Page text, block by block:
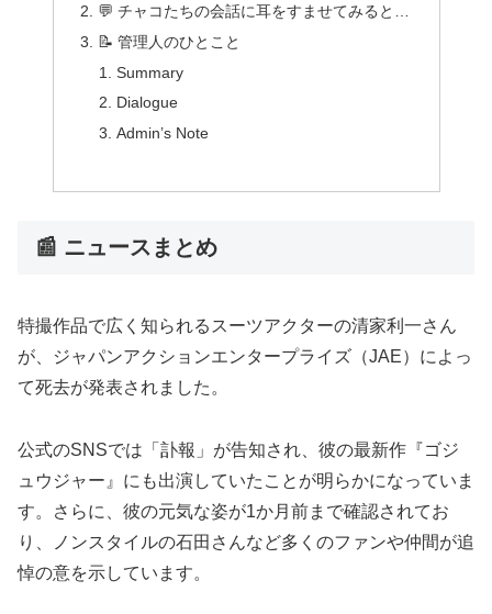
💬 チャコたちの会話に耳をすませてみると…
📝 管理人のひとこと
Summary
Dialogue
Admin’s Note
📰 ニュースまとめ
特撮作品で広く知られるスーツアクターの清家利一さん
が、ジャパンアクションエンタープライズ（JAE）によっ
て死去が発表されました。
公式のSNSでは「訃報」が告知され、彼の最新作『ゴジ
ュウジャー』にも出演していたことが明らかになっていま
す。さらに、彼の元気な姿が1か月前まで確認されてお
り、ノンスタイルの石田さんなど多くのファンや仲間が追
悼の意を示しています。